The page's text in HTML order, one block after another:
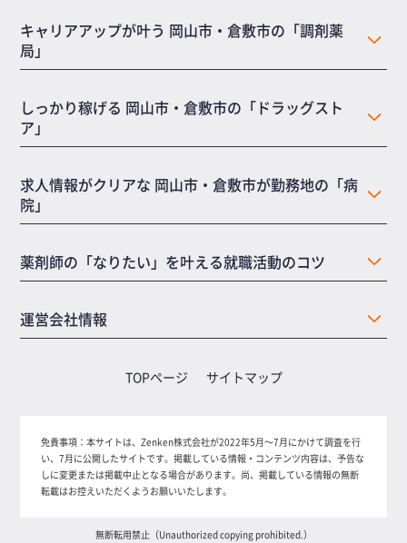
キャリアアップが叶う 岡山市・倉敷市の「調剤薬
局」
しっかり稼げる 岡山市・倉敷市の「ドラッグスト
ア」
求人情報がクリアな 岡山市・倉敷市が勤務地の「病
院」
薬剤師の「なりたい」を叶える就職活動のコツ
運営会社情報
TOPページ サイトマップ
免責事項： 本サイトは、Zenken株式会社が2022年5月～7月にかけて調査を行
い、7月に公開したサイトです。掲載している情報・コンテンツ内容は、予告な
しに変更または掲載中止となる場合があります。尚、掲載している情報の無断
転載はお控えいただくようお願いいたします。
無断転用禁止（Unauthorized copying prohibited.）